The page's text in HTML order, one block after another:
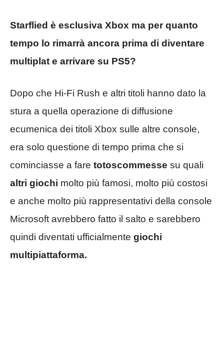
Starflied è esclusiva Xbox ma per quanto
tempo lo rimarrà ancora prima di diventare
multiplat e arrivare su PS5?
Dopo che Hi-Fi Rush e altri titoli hanno dato la
stura a quella operazione di diffusione
ecumenica dei titoli Xbox sulle altre console,
era solo questione di tempo prima che si
cominciasse a fare totoscommesse su quali
altri giochi molto più famosi, molto più costosi
e anche molto più rappresentativi della console
Microsoft avrebbero fatto il salto e sarebbero
quindi diventati ufficialmente giochi
multipiattaforma.